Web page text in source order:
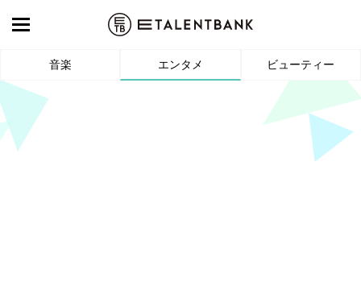
音楽 エンタメ ビューティー